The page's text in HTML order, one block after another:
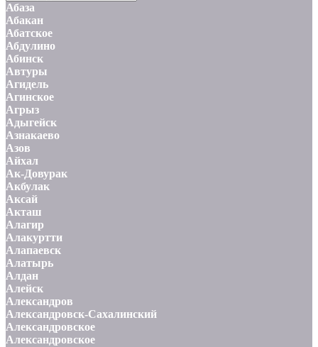
Абаза
Абакан
Абатское
Абдулино
Абинск
Автуры
Агидель
Агинское
Агрыз
Адыгейск
Азнакаево
Азов
Айхал
Ак-Довурак
Акбулак
Аксай
Акташ
Алагир
Алакуртти
Алапаевск
Алатырь
Алдан
Алейск
Александров
Александровск-Сахалинский
Александровское
Александровское